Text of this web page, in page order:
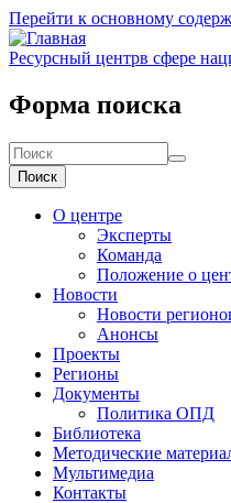
Перейти к основному
Ресурсный центрв сфере
Форма поиска
Поиск
О центре
Эксперты
Команда
Положение о
Новости
Новости
Анонсы
Проекты
Регионы
Документы
Политика ОПД
Библиотека
Методические
Мультимедиа
Контакты